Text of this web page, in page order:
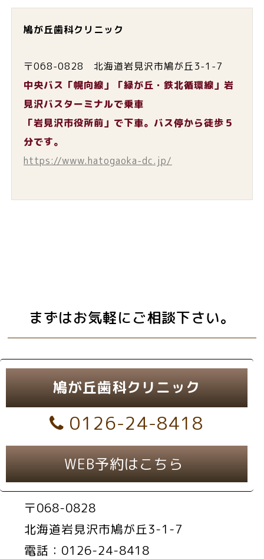
鳩が丘歯科クリニック
〒068-0828 北海道岩見沢市鳩が丘3-1-7
中央バス「幌向線」「緑が丘・鉄北循環線」岩
見沢バスターミナルで乗車
「岩見沢市役所前」で下車。バス停から徒歩５
分です。
https://www.hatogaoka-dc.jp/
まずはお気軽にご相談下さい。
鳩が丘歯科クリニック
0126-24-8418
WEB予約はこちら
〒068-0828
北海道岩見沢市鳩が丘3-1-7
電話：0126-24-8418